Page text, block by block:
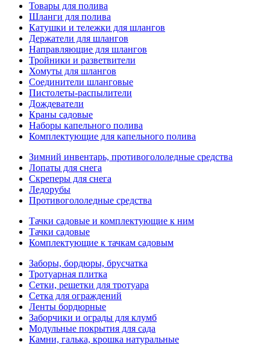
Товары для полива
Шланги для полива
Катушки и тележки для шлангов
Держатели для шлангов
Направляющие для шлангов
Тройники и разветвители
Хомуты для шлангов
Соединители шланговые
Пистолеты-распылители
Дождеватели
Краны садовые
Наборы капельного полива
Комплектующие для капельного полива
Зимний инвентарь, противогололедные средства
Лопаты для снега
Скреперы для снега
Ледорубы
Противогололедные средства
Тачки садовые и комплектующие к ним
Тачки садовые
Комплектующие к тачкам садовым
Заборы, бордюры, брусчатка
Тротуарная плитка
Сетки, решетки для тротуара
Сетка для ограждений
Ленты бордюрные
Заборчики и ограды для клумб
Модульные покрытия для сада
Камни, галька, крошка натуральные